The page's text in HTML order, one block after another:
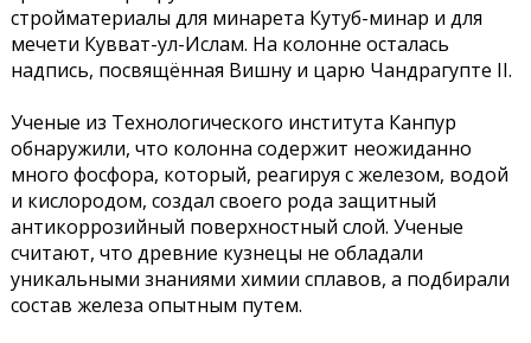
стройматериалы для минарета Кутуб-минар и для
мечети Кувват-ул-Ислам. На колонне осталась
надпись, посвящённая Вишну и царю Чандрагупте II.
Ученые из Технологического института Канпур
обнаружили, что колонна содержит неожиданно
много фосфора, который, реагируя с железом, водой
и кислородом, создал своего рода защитный
антикоррозийный поверхностный слой. Ученые
считают, что древние кузнецы не обладали
уникальными знаниями химии сплавов, а подбирали
состав железа опытным путем.